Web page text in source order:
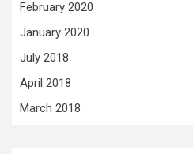
February 2020
January 2020
July 2018
April 2018
March 2018